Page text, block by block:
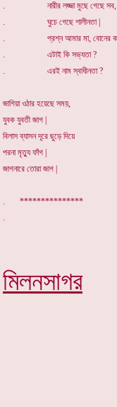
. নারীর লজ্জা মুছে গেছে সব,
. ঘুচে গেছে শালীনতা |
. প্রশ্ন আমার মা, বোনের
. এটাই কি সভ্যতা ?
. এরই নাম স্বাধীনতা ?
জাগিয়া ওঠার হয়েছে সময়,
যুবক যুবতী জাগ |
বিলাস ব্যাসন দূরে ছুড়ে দিয়ে
পরনা মৃত্যু ফাঁগ |
জাগনারে তোরা জাগ |
. ***************
মিলনসাগর